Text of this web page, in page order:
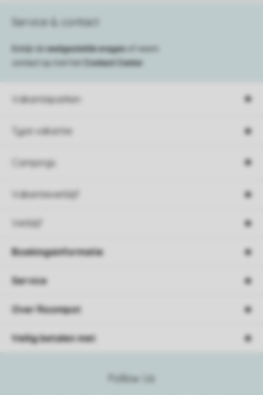
Vakantieparken
Type vakantie
Campings
Vakantieverblijf
Verblijf
Service & contact
Bekijk de veelgestelde vragen
of neem
contact op met het
Contact Center
Follow Us
Boekingsinformatie
Service
Over Roompot
Veilig betalen met